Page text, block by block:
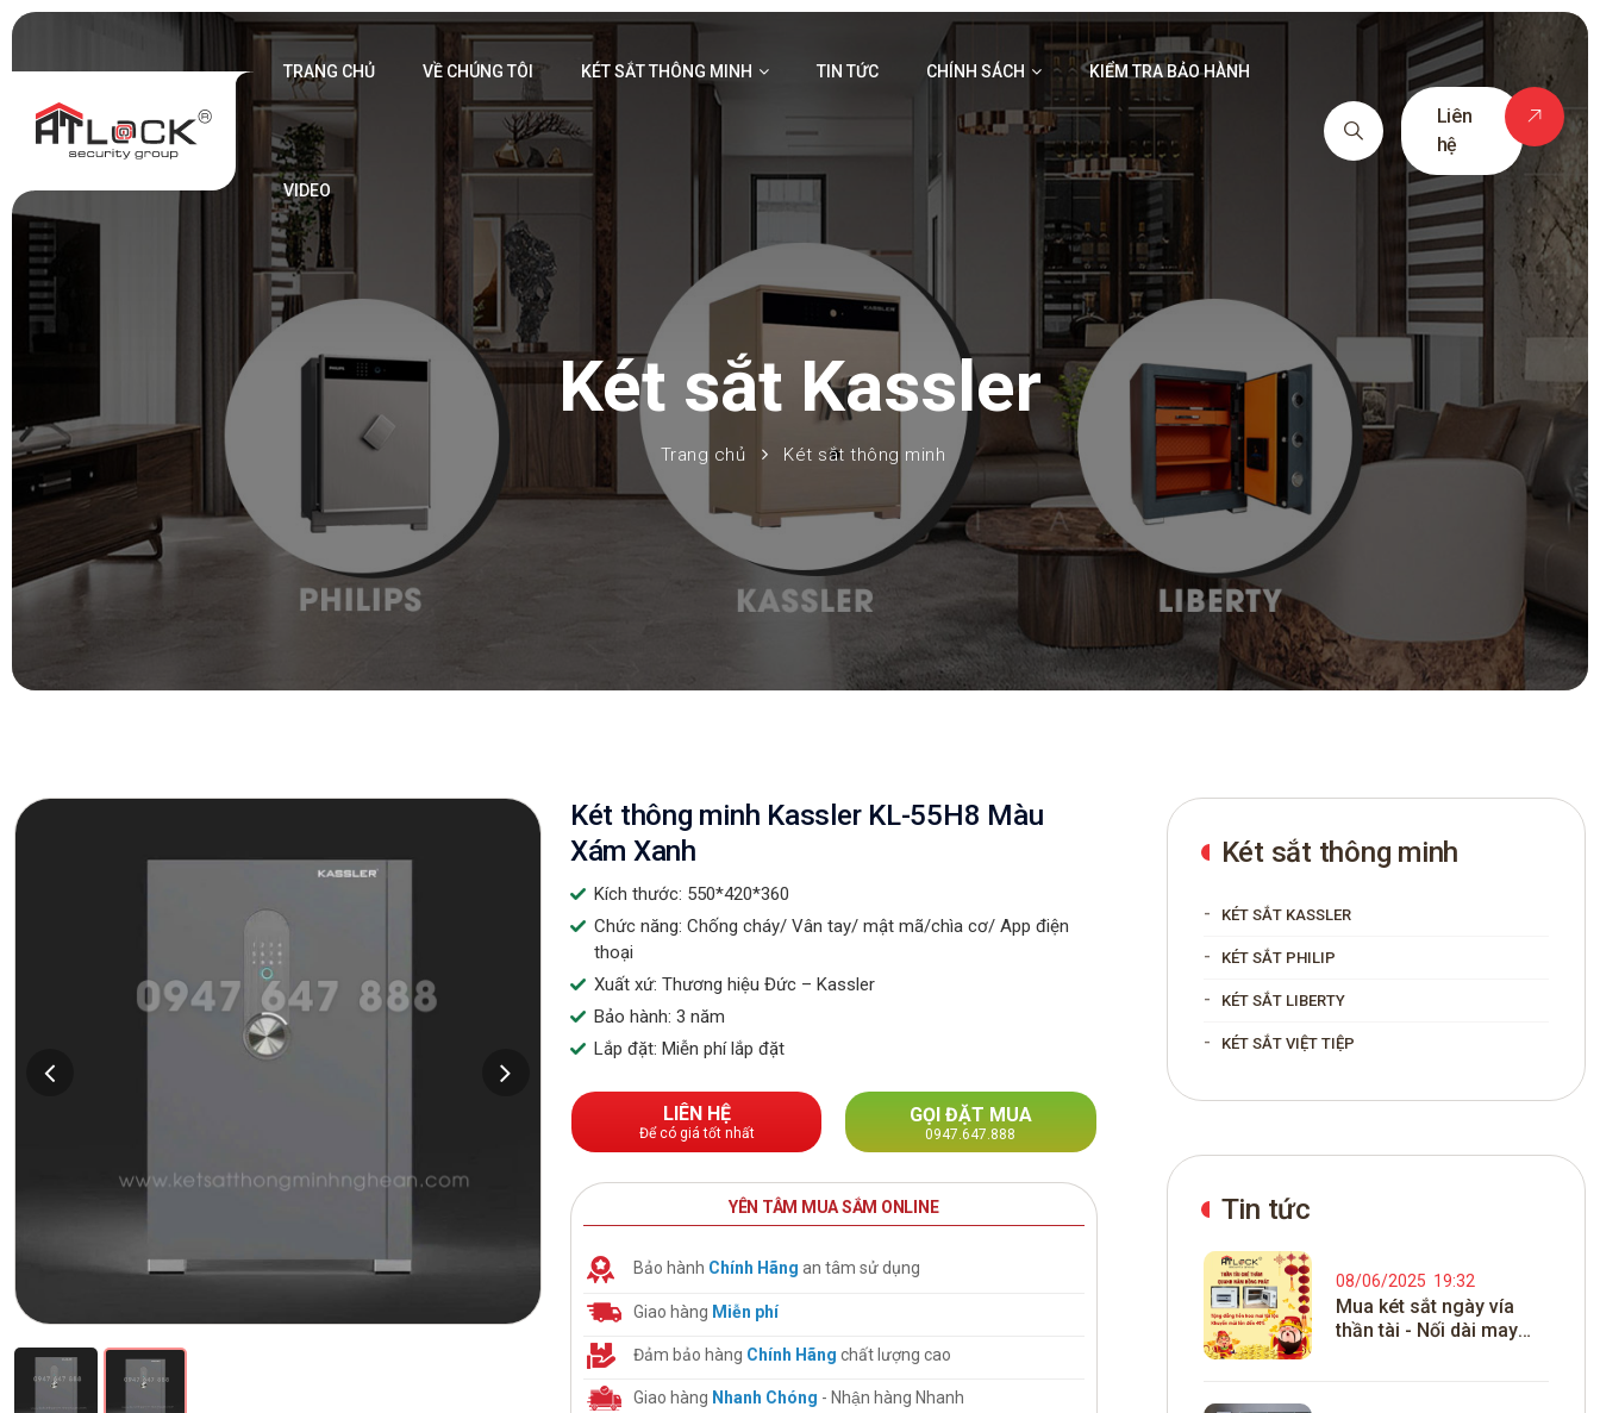
TRANG CHỦ VỀ CHÚNG TÔI KÉT SẮT THÔNG MINH TIN TỨC CHÍNH SÁCH KIỂM TRA BẢO HÀNH
VIDEO
Liên
hệ
Két sắt Kassler
Trang chủ Két sắt thông minh
Két thông minh Kassler KL-55H8 Màu
Xám Xanh
Kích thước: 550*420*360
Chức năng: Chống cháy/ Vân tay/ mật mã/chìa cơ/ App điện
thoại
Xuất xứ: Thương hiệu Đức – Kassler
Bảo hành: 3 năm
Lắp đặt: Miễn phí lắp đặt
LIÊN HỆ
Để có giá tốt nhất
GỌI ĐẶT MUA
0947.647.888
YÊN TÂM MUA SẮM ONLINE
Bảo hành Chính Hãng an tâm sử dụng
Giao hàng Miễn phí
Đảm bảo hàng Chính Hãng chất lượng cao
Giao hàng Nhanh Chóng - Nhận hàng Nhanh
Két sắt thông minh
KÉT SẮT KASSLER
KÉT SẮT PHILIP
KÉT SẮT LIBERTY
KÉT SẮT VIỆT TIỆP
Tin tức
08/06/2025 19:32
Mua két sắt ngày vía
thần tài - Nối dài may